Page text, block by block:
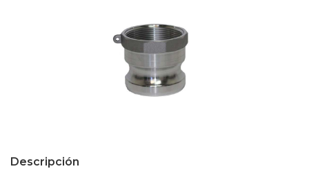
Descripción